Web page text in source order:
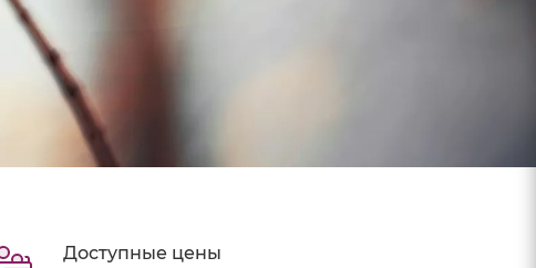
Доступные цены